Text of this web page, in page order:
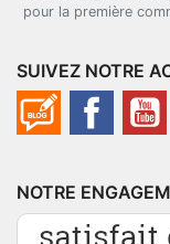
pour la première
SUIVEZ NOTRE
NOTRE